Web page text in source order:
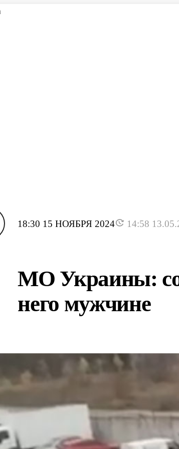
18:30 15 НОЯБРЯ 2024 14:58
МО Украины:
него мужчине